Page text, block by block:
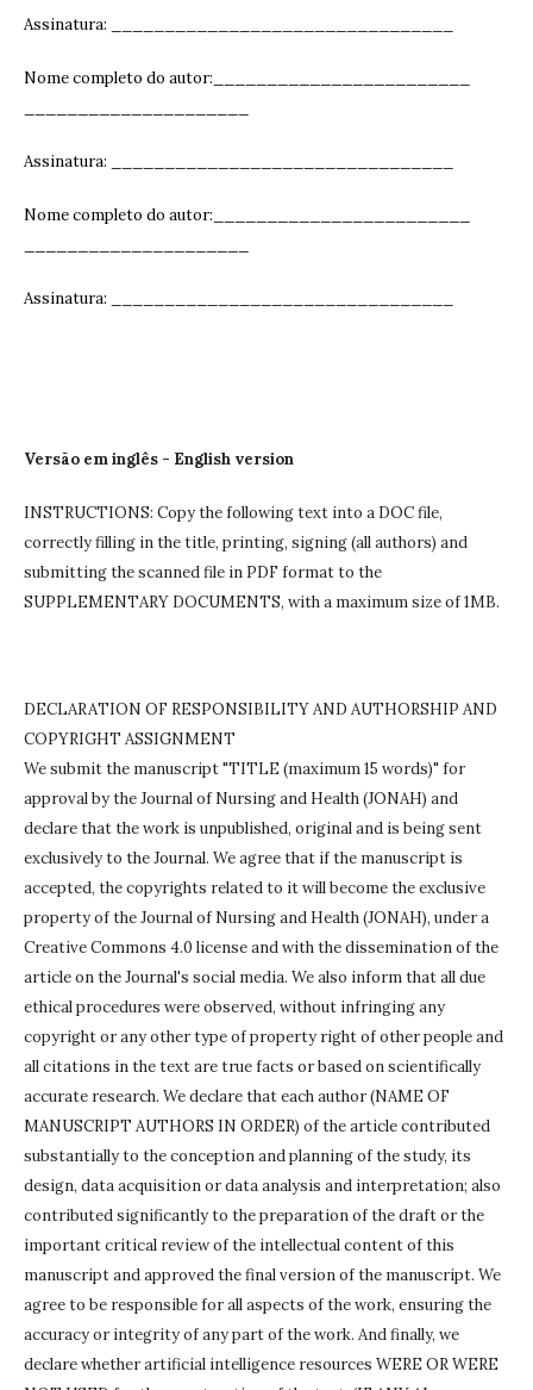
Assinatura: ______________________________
Nome completo do autor:________________________
Assinatura: ______________________________
Nome completo do autor:________________________
Assinatura: ______________________________
Versão em inglês - English version
INSTRUCTIONS: Copy the following text into a DOC file,
correctly filling in the title, printing, signing (all authors) and
submitting the scanned file in PDF format to the
SUPPLEMENTARY DOCUMENTS, with a maximum size of 1MB.
DECLARATION OF RESPONSIBILITY AND AUTHORSHIP AND
COPYRIGHT ASSIGNMENT
We submit the manuscript "TITLE (maximum 15 words)" for
approval by the Journal of Nursing and Health (JONAH) and
declare that the work is unpublished, original and is being sent
exclusively to the Journal. We agree that if the manuscript is
accepted, the copyrights related to it will become the exclusive
property of the Journal of Nursing and Health (JONAH), under a
Creative Commons 4.0 license and with the dissemination of the
article on the Journal's social media. We also inform that all due
ethical procedures were observed, without infringing any
copyright or any other type of property right of other people and
all citations in the text are true facts or based on scientifically
accurate research. We declare that each author (NAME OF
MANUSCRIPT AUTHORS IN ORDER) of the article contributed
substantially to the conception and planning of the study, its
design, data acquisition or data analysis and interpretation; also
contributed significantly to the preparation of the draft or the
important critical review of the intellectual content of this
manuscript and approved the final version of the manuscript. We
agree to be responsible for all aspects of the work, ensuring the
accuracy or integrity of any part of the work. And finally, we
declare whether artificial intelligence resources WERE OR WERE